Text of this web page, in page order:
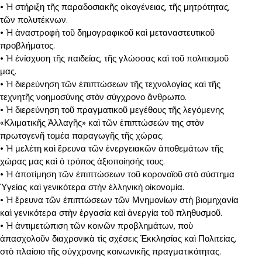
• Ἡ στήριξη τῆς παραδοσιακῆς οἰκογένειας, τῆς μητρότητας,
τῶν πολυτέκνων.
• Ἡ ἀναστροφὴ τοῦ δημογραφικοῦ καὶ μεταναστευτικοῦ
προβλήματος.
• Ἡ ἐνίσχυση τῆς παιδείας, τῆς γλώσσας καὶ τοῦ πολιτισμοῦ
μας.
• Ἡ διερεύνηση τῶν ἐπιπτώσεων τῆς τεχνολογίας καὶ τῆς
τεχνητῆς νοημοσύνης στὸν σύγχρονο ἄνθρωπο.
• Ἡ διερεύνηση τοῦ πραγματικοῦ μεγέθους τῆς λεγόμενης
«Κλιματικῆς Ἀλλαγῆς» καὶ τῶν ἐπιπτώσεών της στὸν
πρωτογενῆ τομέα παραγωγῆς τῆς χώρας.
• Ἡ μελέτη καὶ ἔρευνα τῶν ἐνεργειακῶν ἀποθεμάτων τῆς
χώρας μας καὶ ὁ τρόπος ἀξιοποίησής τους.
• Ἡ ἀποτίμηση τῶν ἐπιπτώσεων τοῦ κορονοϊοῦ στὸ σύστημα
Ὑγείας καὶ γενικότερα στὴν ἑλληνικὴ οἰκονομία.
• Ἡ ἔρευνα τῶν ἐπιπτώσεων τῶν Μνημονίων στὴ βιομηχανία
καὶ γενικότερα στὴν ἐργασία καὶ ἀνεργία τοῦ πληθυσμοῦ.
• Ἡ ἀντιμετώπιση τῶν κοινῶν προβλημάτων, ποὺ
ἀπασχολοῦν διαχρονικὰ τὶς σχέσεις Ἐκκλησίας καὶ Πολιτείας,
στὸ πλαίσιο τῆς σύγχρονης κοινωνικῆς πραγματικότητας.